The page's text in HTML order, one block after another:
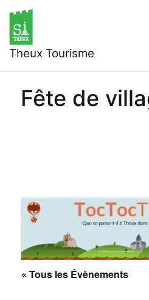
contenu
Theux Tourisme
Fête de
« Tous les Évènements